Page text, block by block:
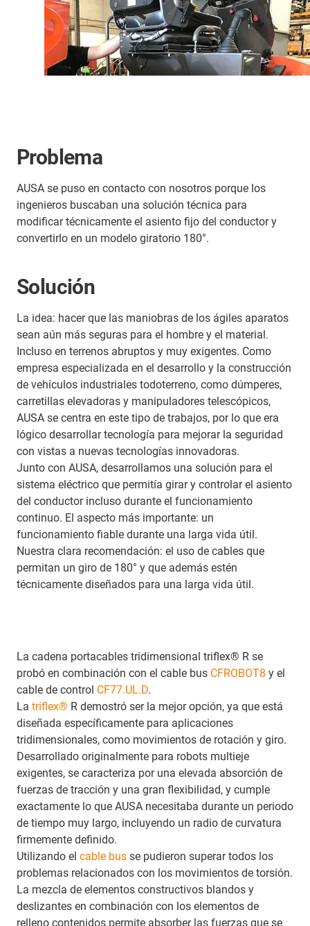
Problema
AUSA se puso en contacto con nosotros porque los
ingenieros buscaban una solución técnica para
modificar técnicamente el asiento fijo del conductor y
convertirlo en un modelo giratorio 180°.
Solución
La idea: hacer que las maniobras de los ágiles aparatos
sean aún más seguras para el hombre y el material.
Incluso en terrenos abruptos y muy exigentes. Como
empresa especializada en el desarrollo y la construcción
de vehículos industriales todoterreno, como dúmperes,
carretillas elevadoras y manipuladores telescópicos,
AUSA se centra en este tipo de trabajos, por lo que era
lógico desarrollar tecnología para mejorar la seguridad
con vistas a nuevas tecnologías innovadoras.
Junto con AUSA, desarrollamos una solución para el
sistema eléctrico que permitía girar y controlar el asiento
del conductor incluso durante el funcionamiento
continuo. El aspecto más importante: un
funcionamiento fiable durante una larga vida útil.
Nuestra clara recomendación: el uso de cables que
permitan un giro de 180° y que además estén
técnicamente diseñados para una larga vida útil.
La cadena portacables tridimensional triflex® R se
probó en combinación con el cable bus CFROBOT8 y el
cable de control CF77.UL.D.
La triflex® R demostró ser la mejor opción, ya que está
diseñada específicamente para aplicaciones
tridimensionales, como movimientos de rotación y giro.
Desarrollado originalmente para robots multieje
exigentes, se caracteriza por una elevada absorción de
fuerzas de tracción y una gran flexibilidad, y cumple
exactamente lo que AUSA necesitaba durante un periodo
de tiempo muy largo, incluyendo un radio de curvatura
firmemente definido.
Utilizando el cable bus se pudieron superar todos los
problemas relacionados con los movimientos de torsión.
La mezcla de elementos constructivos blandos y
deslizantes en combinación con los elementos de
relleno contenidos permite absorber las fuerzas que se